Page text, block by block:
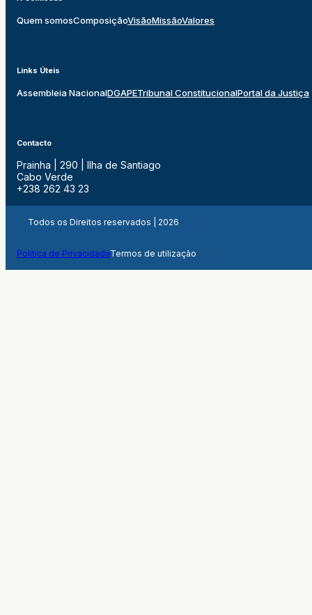
Quem somosComposiçãoVisãoMissãoValores
Links Úteis
Assembleia NacionalDGAPETribunal ConstitucionalPortal da Justiça
Contacto
Prainha | 290 | Ilha de Santiago
Cabo Verde
+238 262 43 23
Todos os Direitos reservados | 2026
Politica de PrivacidadeTermos de utilização